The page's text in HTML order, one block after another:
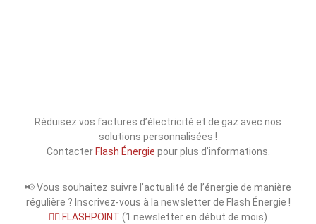
Réduisez vos factures d’électricité et de gaz avec nos
solutions personnalisées !
ContacterFlash Énergie pour plus d’informations.
📢 Vous souhaitez suivre l’actualité de l’énergie de manière
régulière ? Inscrivez-vous à la newsletter de Flash Énergie !
👉🏻 FLASHPOINT (1 newsletter en début de mois)